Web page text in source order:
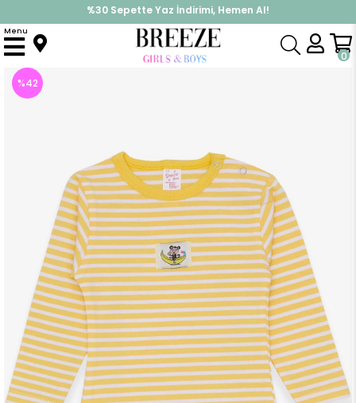
%30 Sepette Yaz İndirimi, Hemen Al!
İndirimlere ek %10 İndirimi Kap, Hemen Üye Ol!
0
Menu
Anasayfa Pijama & İç Giyim ERKEK Zıbın Erkek Bebek Çıtçıtlı Body Çizgili Sarı (1 Yaş)
%42